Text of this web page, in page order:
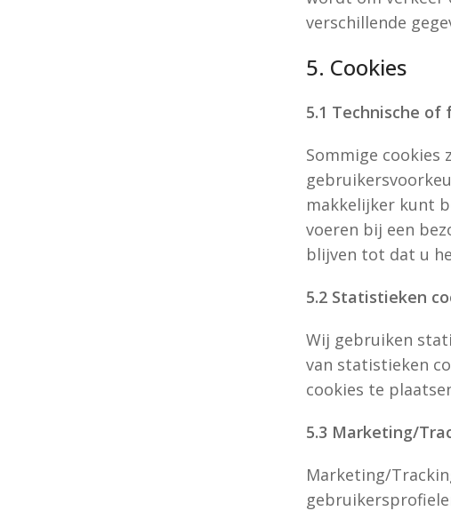
verschillende
5. Cookies
5.1 Technische
Sommige cookies
makkelijker kunt
voeren bij een
blijven tot dat u
5.2 Statistieken
Wij gebruiken
van statistieken
cookies te
5.3 Marketing/
Marketing/